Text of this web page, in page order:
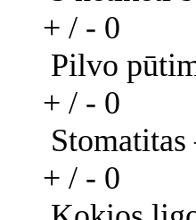
+ / - 0
Pilvo
+ / - 0
+ / - 0